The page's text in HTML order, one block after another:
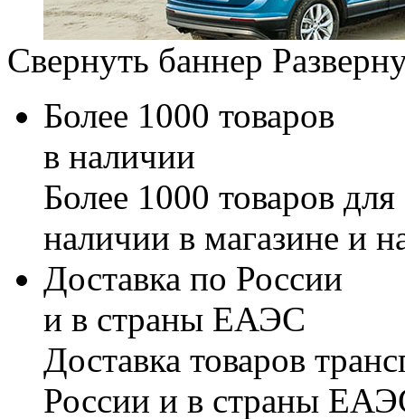
Свернуть баннер
Более 1000 товаров
в наличии
Более 1000 товаров
наличии в магазине и
Доставка по России
и в страны ЕАЭС
Доставка товаров
России и в страны